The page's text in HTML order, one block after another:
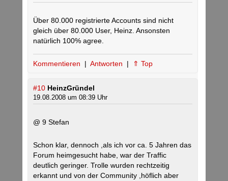
Über 80.000 registrierte Accounts sind nicht
gleich über 80.000 User, Heinz. Ansonsten
natürlich 100% agree.
Kommentieren | Antworten | ⇑ Top
#10 HeinzGründel
19.08.2008 um 08:39 Uhr
@ 9 Stefan
Schon klar, dennoch ,als ich vor ca. 5 Jahren das
Forum heimgesucht habe, war der Traffic
deutlich geringer. Trolle wurden rechtzeitig
erkannt und von der Community ,höflich aber